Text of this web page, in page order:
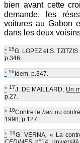
bien avant cette
demande, les
voitures au Gabon
dans les deux
* 15G. LOPEZ et S. TZITZIS
p.346.
* 16Idem, p.347.
* 17J. DE MAILLARD, Un
p.27.
* 18Contre le ban ou
1998, p.127.
* 19G. VERNA
« La